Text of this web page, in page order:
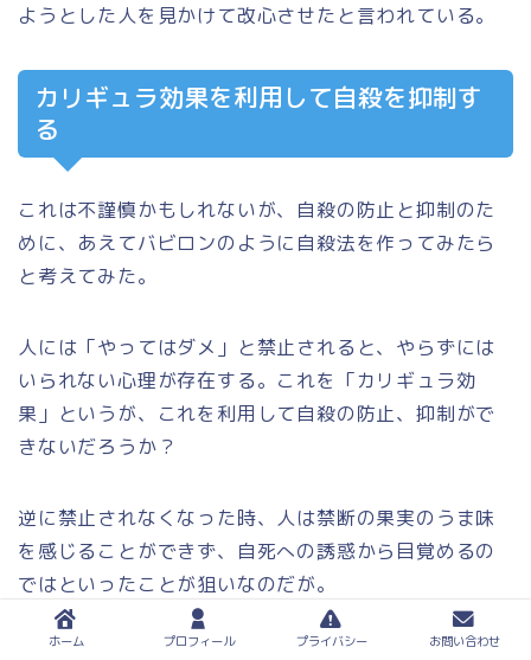
ようとした人を見かけて改心させたと言われている。
カリギュラ効果を利用して自殺を抑制す
る
これは不謹慎かもしれないが、自殺の防止と抑制のた
めに、あえてバビロンのように自殺法を作ってみたら
と考えてみた。
人には「やってはダメ」と禁止されると、やらずには
いられない心理が存在する。これを「カリギュラ効
果」というが、これを利用して自殺の防止、抑制がで
きないだろうか？
逆に禁止されなくなった時、人は禁断の果実のうま味
を感じることができず、自死への誘惑から目覚めるの
ではといったことが狙いなのだが。
確かに自殺の原因は、仕事や人間関係、貧困とさまざ
ホーム プロフィール プライバシー お問い合わせ